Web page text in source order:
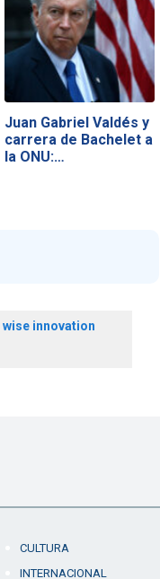
Juan Gabriel Valdés y
carrera de Bachelet a
la ONU:…
wise innovation
CULTURA
INTERNACIONAL